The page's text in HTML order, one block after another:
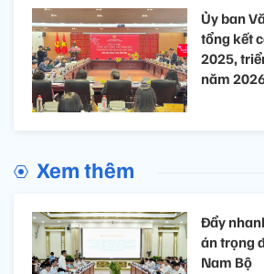
Ủy ban
tổng kết
2025,
năm
Xem thêm
Đẩy
án trọng
Nam Bộ